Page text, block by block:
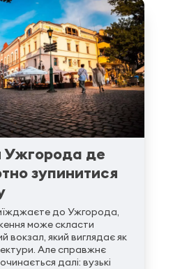
Ужгорода де
зупинитися
до Ужгорода,
може скласти
вокзал, який виглядає як
Але справжнє
далі: вузькі